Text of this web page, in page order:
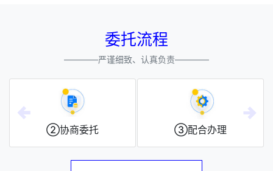
委托流程
————严谨细致、认真负责————
②协商委托 ③配合办理